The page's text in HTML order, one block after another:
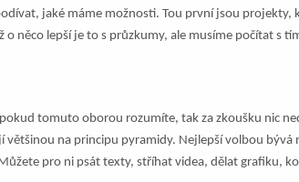
jaké máme možnosti. Tou první jsou projekty,
o něco lepší je to s průzkumy, ale musíme počítat s
tomuto oborou rozumíte, tak za zkoušku nic
většinou na principu pyramidy. Nejlepší volbou bývá
pro ni psát texty, stříhat videa, dělat grafiku,